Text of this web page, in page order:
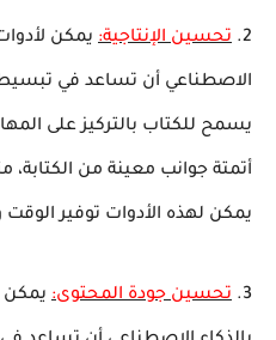
2. تحسين الإنتاجية: يمكن
الاصطناعي أن تساعد في
يسمح للكتاب بالتركيز على
أتمتة جوانب معينة من الكتابة،
يمكن لهذه الأدوات توفير الوقت
3. تحسين جودة المحتوى: يمكن